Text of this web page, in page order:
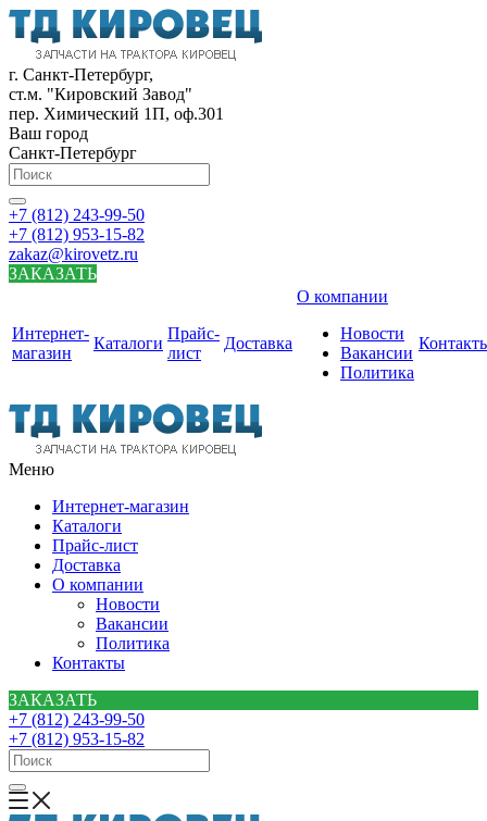
г. Санкт-Петербург,
ст.м. "Кировский Завод"
пер. Химический 1П, оф.301
Ваш город
Санкт-Петербург
+7 (812) 243-99-50
+7 (812) 953-15-82
zakaz@kirovetz.ru
ЗАКАЗАТЬ
Интернет-
магазин
Каталоги
Прайс-
лист
Доставка
О компании
Новости
Вакансии
Политика
Меню
Интернет-магазин
Каталоги
Прайс-лист
Доставка
О компании
Новости
Вакансии
Политика
Контакты
ЗАКАЗАТЬ
+7 (812) 243-99-50
+7 (812) 953-15-82